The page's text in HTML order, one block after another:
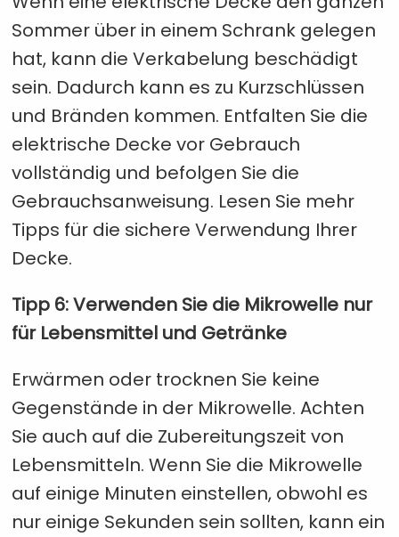
Sommer über in einem Schrank gelegen
hat, kann die Verkabelung beschädigt
sein. Dadurch kann es zu Kurzschlüssen
und Bränden kommen. Entfalten Sie die
elektrische Decke vor Gebrauch
vollständig und befolgen Sie die
Gebrauchsanweisung. Lesen Sie mehr
Tipps für die sichere Verwendung Ihrer
Decke.
Tipp 6: Verwenden Sie die Mikrowelle nur
für Lebensmittel und Getränke
Erwärmen oder trocknen Sie keine
Gegenstände in der Mikrowelle. Achten
Sie auch auf die Zubereitungszeit von
Lebensmitteln. Wenn Sie die Mikrowelle
auf einige Minuten einstellen, obwohl es
nur einige Sekunden sein sollten, kann ein